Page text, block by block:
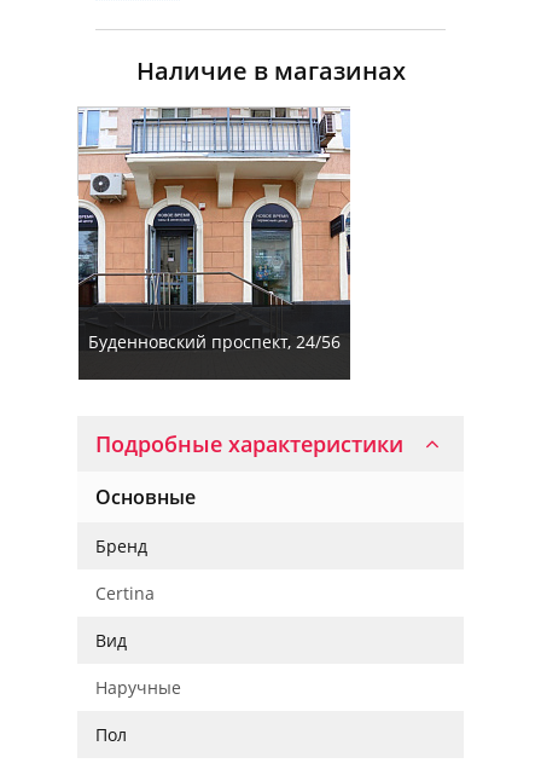
Наличие в магазинах
Буденновский проспект, 24/56
Подробные характеристики
Основные
Бренд
Certina
Вид
Наручные
Пол